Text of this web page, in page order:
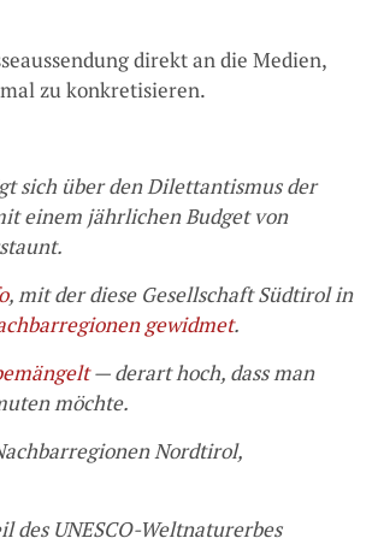
direkt an die Medien,
zu konkretisieren.
sich über den Dilettantismus der
einem jährlichen Budget von
, mit der diese Gesellschaft Südtirol in
gewidmet.
— derart hoch, dass man
möchte.
Nordtirol,
des UNESCO-Weltnaturerbes